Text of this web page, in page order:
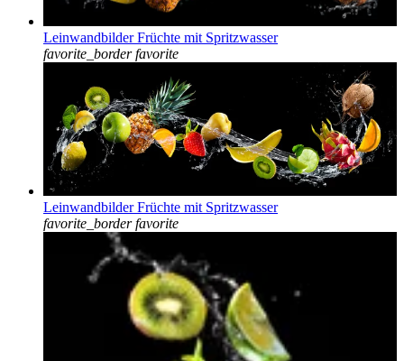
Leinwandbilder Früchte mit Spritzwasser
favorite_border favorite
Leinwandbilder Früchte mit Spritzwasser
favorite_border favorite